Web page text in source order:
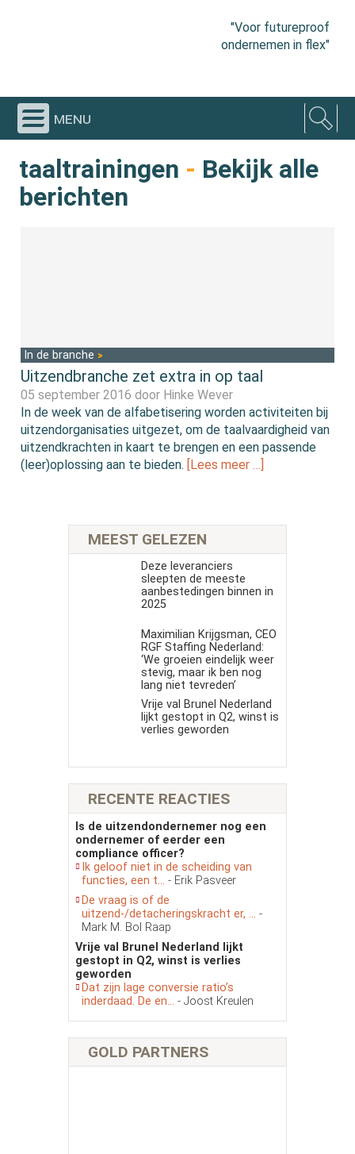
"Voor futureproof
ondernemen in flex"
menu
taaltrainingen - Bekijk alle
berichten
In de branche
Uitzendbranche zet extra in op taal
05 september 2016 door Hinke Wever
In de week van de alfabetisering worden activiteiten bij
uitzendorganisaties uitgezet, om de taalvaardigheid van
uitzendkrachten in kaart te brengen en een passende
(leer)oplossing aan te bieden. [Lees meer …]
MEEST GELEZEN
Deze leveranciers
sleepten de meeste
aanbestedingen binnen in
2025
Maximilian Krijgsman, CEO
RGF Staffing Nederland:
‘We groeien eindelijk weer
stevig, maar ik ben nog
lang niet tevreden’
Vrije val Brunel Nederland
lijkt gestopt in Q2, winst is
verlies geworden
RECENTE REACTIES
Is de uitzendondernemer nog een
ondernemer of eerder een
compliance officer?
Ik geloof niet in de scheiding van
functies, een t... - Erik Pasveer
De vraag is of de
uitzend-/detacheringskracht er, ... -
Mark M. Bol Raap
Vrije val Brunel Nederland lijkt
gestopt in Q2, winst is verlies
geworden
Dat zijn lage conversie ratio’s
inderdaad. De en... - Joost Kreulen
GOLD PARTNERS